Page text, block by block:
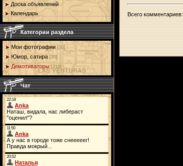
Доска объявлений
Календарь
Категории раздела
Мои фотографии [10]
Юмор, сатира [20]
Демотиваторы [210]
Чат
Всего комментариев: